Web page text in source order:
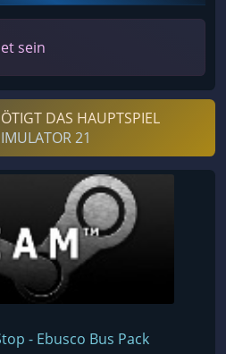
sein
DAS HAUPTSPIEL
21
- Ebusco Bus Pack